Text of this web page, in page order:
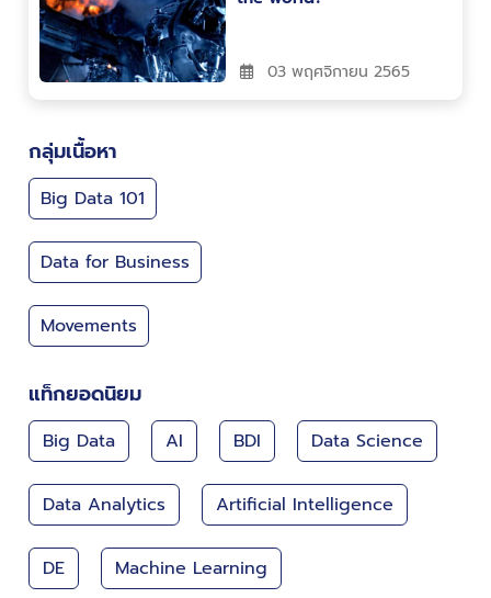
03 พฤศจิกายน 2565
กลุ่มเนื้อหา
Big Data 101
Data for Business
Movements
แท็กยอดนิยม
Big Data AI BDI Data Science
Data Analytics Artificial Intelligence
DE Machine Learning